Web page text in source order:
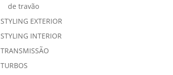
de travão
STYLING EXTERIOR
STYLING INTERIOR
TRANSMISSÃO
TURBOS